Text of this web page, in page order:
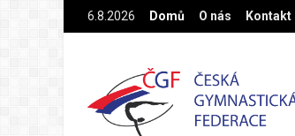
Na hlavní obsah6.8.2026 Domů O nás Kontakt